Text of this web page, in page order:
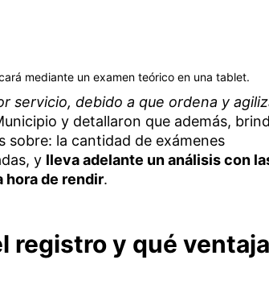
mediante un examen teórico en una tablet.
servicio, debido a que ordena y
y detallaron que además,
la cantidad de exámenes
y lleva adelante un análisis con
hora de rendir.
registro y qué